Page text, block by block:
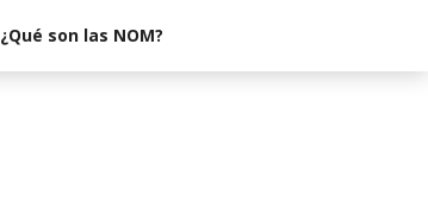
¿Qué son las NOM?